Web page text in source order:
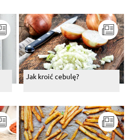
Jak kroić cebulę?